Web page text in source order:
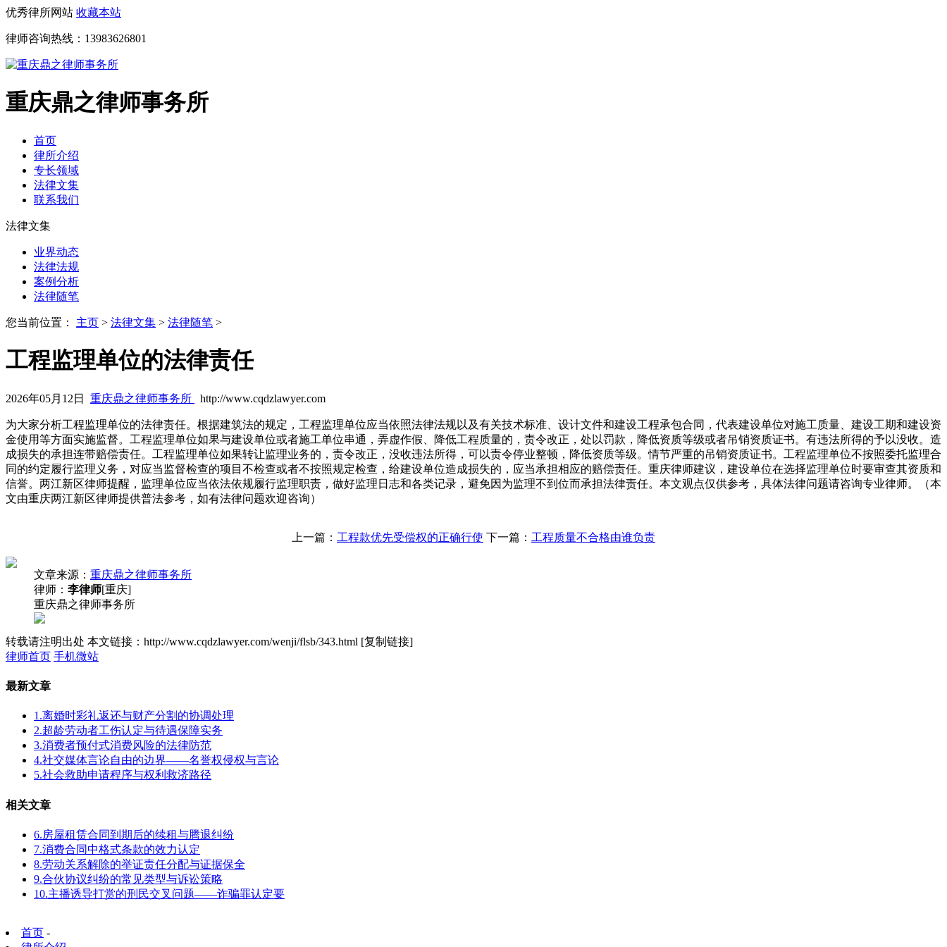
优秀律所网站 收藏本站
律师咨询热线： 13983626801
重庆鼎之律师事务所
首页
律所介绍
专长领域
法律文集
联系我们
法律文集
业界动态
法律法规
案例分析
法律随笔
您当前位置： 主页 > 法律文集 > 法律随笔 >
工程监理单位的法律责任
2026年05月12日 重庆鼎之律师事务所 http://www.cqdzlawyer.com
为大家分析工程监理单位的法律责任。根据建筑法的规定，工程监理单位应当依照法律法规以及有关技术标准、设计文件和建设工程承包合同，代表建设单位对施工质量、建设工期和建设资
金使用等方面实施监督。工程监理单位如果与建设单位或者施工单位串通，弄虚作假、降低工程质量的，责令改正，处以罚款，降低资质等级或者吊销资质证书。有违法所得的予以没收。造
成损失的承担连带赔偿责任。工程监理单位如果转让监理业务的，责令改正，没收违法所得，可以责令停业整顿，降低资质等级。情节严重的吊销资质证书。工程监理单位不按照委托监理合
同的约定履行监理义务，对应当监督检查的项目不检查或者不按照规定检查，给建设单位造成损失的，应当承担相应的赔偿责任。重庆律师建议，建设单位在选择监理单位时要审查其资质和
信誉。两江新区律师提醒，监理单位应当依法依规履行监理职责，做好监理日志和各类记录，避免因为监理不到位而承担法律责任。本文观点仅供参考，具体法律问题请咨询专业律师。（本
文由重庆两江新区律师提供普法参考，如有法律问题欢迎咨询）
上一篇： 工程款优先受偿权的正确行使 下一篇： 工程质量不合格由谁负责
文章来源： 重庆鼎之律师事务所
律师： 李律师[重庆]
重庆鼎之律师事务所
转载请注明出处 本文链接：http://www.cqdzlawyer.com/wenji/flsb/343.html [复制链接]
律师首页 手机微站
最新文章
1.离婚时彩礼返还与财产分割的协调处理
2.超龄劳动者工伤认定与待遇保障实务
3.消费者预付式消费风险的法律防范
4.社交媒体言论自由的边界——名誉权侵权与言论
5.社会救助申请程序与权利救济路径
相关文章
6.房屋租赁合同到期后的续租与腾退纠纷
7.消费合同中格式条款的效力认定
8.劳动关系解除的举证责任分配与证据保全
9.合伙协议纠纷的常见类型与诉讼策略
10.主播诱导打赏的刑民交叉问题——诈骗罪认定要
首页 -